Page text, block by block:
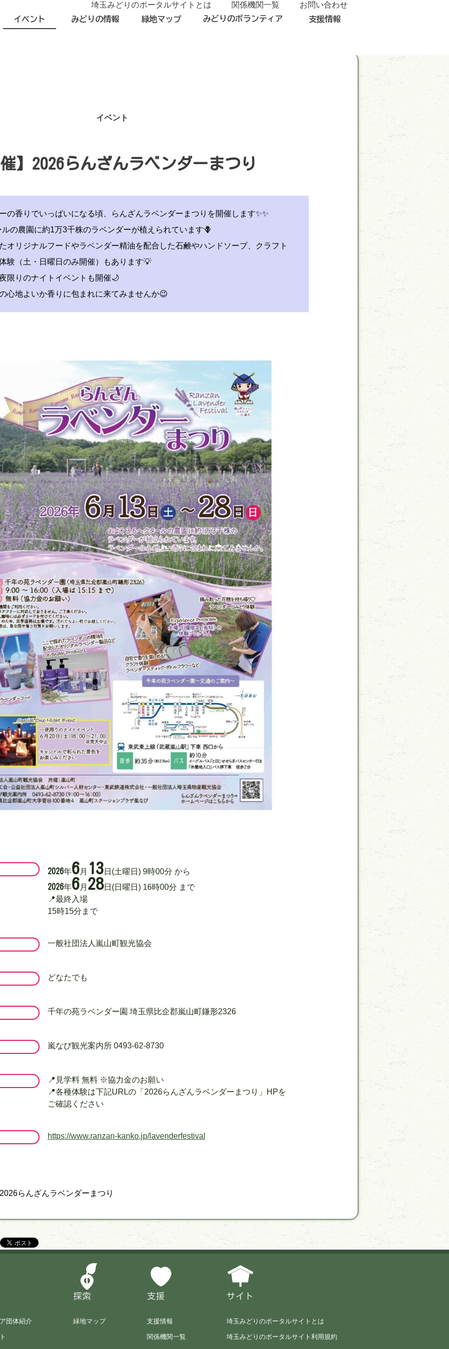
埼玉みどりのポータルサイトとは 関係機関一覧 お問い合わせ
イベント みどりの情報 緑地マップ みどりのボランティア 支援情報
イベント
】2026らんざんラベンダーまつり
の香りでいっぱいになる頃、らんざんラベンダーまつりを開催します✨✨
の農園に約1万3千株のラベンダーが植えられています🪻
オリジナルフードやラベンダー精油を配合した石鹸やハンドソープ、クラフト
験（土・日曜日のみ開催）もあります💡
限りのナイトイベントも開催🌙
心地よいか香りに包まれに来てみませんか😉
2026年6月 13日 (土曜日) 9時00分 から
2026年6月 28日 (日曜日) 16時00分 まで
📍最終入場
15時15分まで
一般社団法人嵐山町観光協会
どなたでも
千年の苑ラベンダー園 埼玉県比企郡嵐山町鎌形2326
嵐なび観光案内所 0493-62-8730​
📍見学料 無料 ※協力金のお願い​
📍各種体験は下記URLの「2026らんざんラベンダーまつり」HPを
ご確認ください
https://www.ranzan-kanko.jp/lavenderfestival
らんざんラベンダーまつり
団体紹介
探索
緑地マップ
支援
支援情報
関係機関一覧
サイト
埼玉みどりのポータルサイトとは
埼玉みどりのポータルサイト利用規約